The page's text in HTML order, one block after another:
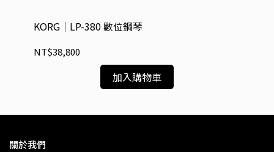
KORG｜LP-380 數位鋼琴
NT$38,800
加入購物車
關於我們